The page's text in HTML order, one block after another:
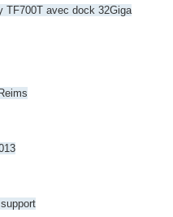
TF700T avec dock 32Giga